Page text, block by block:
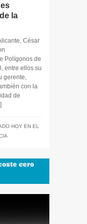
la
César
Polígonos de
entre ellos su
gerente,
con la
de
HOY EN EL